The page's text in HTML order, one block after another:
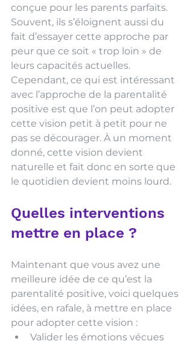
conçue pour les parents parfaits.
Souvent, ils s’éloignent aussi du
fait d’essayer cette approche par
peur que ce soit « trop loin » de
leurs capacités actuelles.
Cependant, ce qui est intéressant
avec l’approche de la parentalité
positive est que l’on peut adopter
cette vision petit à petit pour ne
pas se décourager. À un moment
donné, cette vision devient
naturelle et fait donc en sorte que
le quotidien devient moins lourd.
Quelles interventions
mettre en place ?
Maintenant que vous avez une
meilleure idée de ce qu’est la
parentalité positive, voici quelques
idées, en rafale, à mettre en place
pour adopter cette vision :
Valider les émotions vécues